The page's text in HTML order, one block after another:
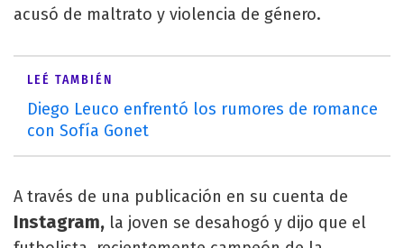
acusó de maltrato y violencia de género.
LEÉ TAMBIÉN
Diego Leuco enfrentó los rumores de romance
con Sofía Gonet
A través de una publicación en su cuenta de
Instagram, la joven se desahogó y dijo que el